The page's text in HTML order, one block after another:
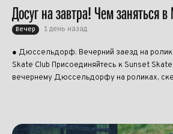
Досуг на завтра! Чем заняться в
Вечер 1 день назад
● Дюссельдорф: Вечерний заезд на
Skate Club Присоединяйтесь к Sunset Skate
вечернему Дюссельдорфу на роликах,